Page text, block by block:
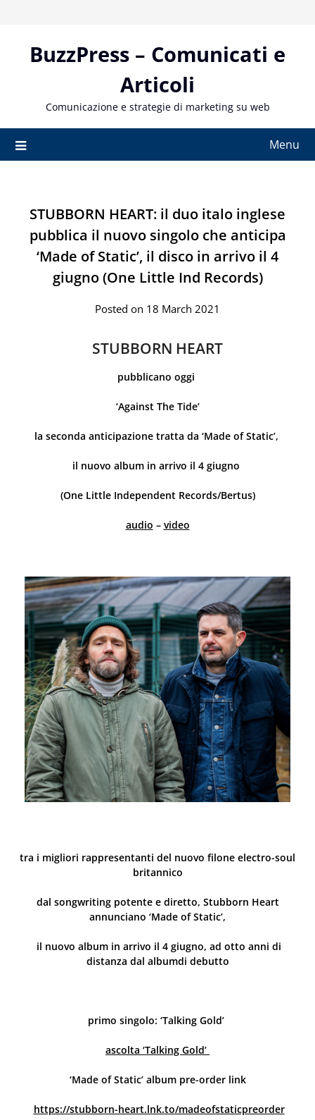
contentBuzzPress – Comunicati e
Articoli
Comunicazione e strategie di marketing su web
Menu
STUBBORN HEART: il duo italo inglese
pubblica il nuovo singolo che anticipa
‘Made of Static’, il disco in arrivo il 4
giugno (One Little Ind Records)
Posted on 18 March 2021
STUBBORN HEART
pubblicano oggi
‘Against The Tide’
la seconda anticipazione tratta da ‘Made of Static’,
il nuovo album in arrivo il 4 giugno
(One Little Independent Records/Bertus)
audio – video
tra i migliori rappresentanti del nuovo filone electro-soul
britannico
dal songwriting potente e diretto, Stubborn Heart
annunciano ‘Made of Static’,
il nuovo album in arrivo il 4 giugno, ad otto anni di
distanza dal albumdi debutto
primo singolo: ‘Talking Gold’
ascolta ‘Talking Gold’
‘Made of Static’ album pre-order link
https://stubborn-heart.lnk.to/madeofstaticpreorder